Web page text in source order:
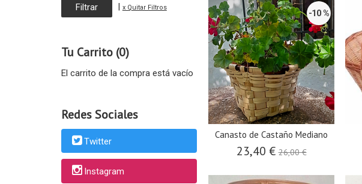
| x Quitar Filtros
Tu Carrito (0)
El carrito de la compra está vacío
Redes Sociales
Twitter
Instagram
-10 %
Canasto de Castaño Mediano
23,40 €26,00 €